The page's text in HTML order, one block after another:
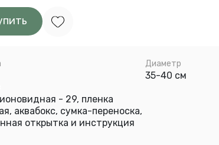
Диаметр
35-40 см
- 29, пленка
аквабокс, сумка-переноска,
открытка и инструкция